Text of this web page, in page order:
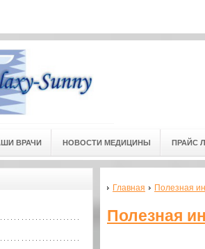
ВРАЧИ НОВОСТИ МЕДИЦИНЫ ПРАЙС
Главная Полезная
Полезная